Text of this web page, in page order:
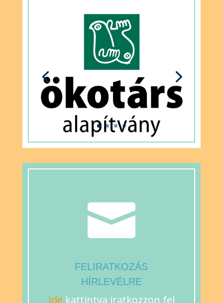

FELIRATKOZÁS
HÍRLEVÉLRE
Ide kattintva iratkozzon fel